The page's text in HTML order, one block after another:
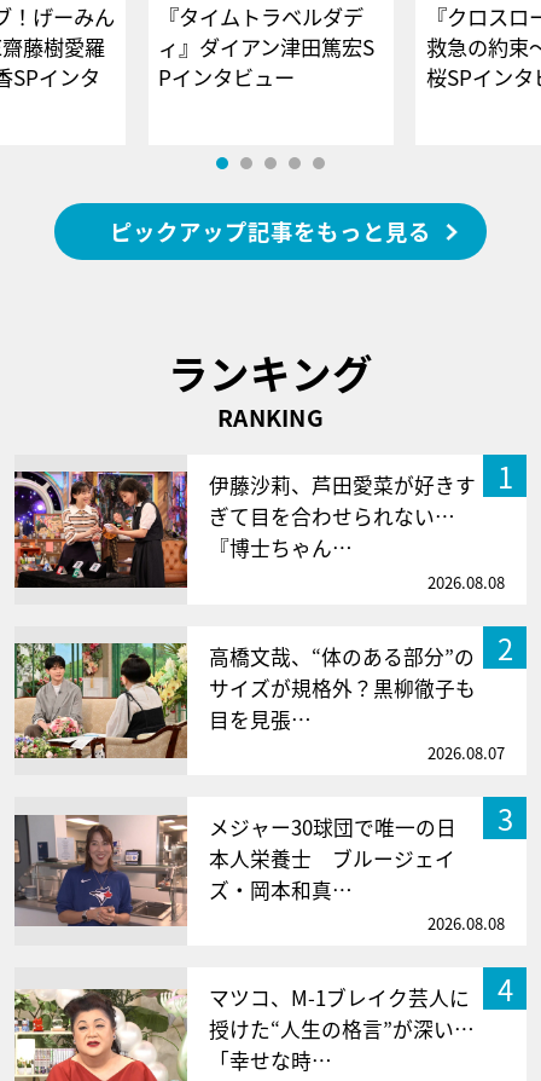
！げーみん
藤樹愛羅
SPインタ
『タイムトラベルダデ
ィ』ダイアン津田篤宏S
Pインタビュー
『クロス
救急の約束
桜SPイ
ピックアップ記事をもっと見る
ランキング
RANKING
1
伊藤沙莉、芦田愛菜が好きす
ぎて目を合わせられない…
『博士ちゃん…
2026.08.08
2
高橋文哉、“体のある部分”の
サイズが規格外？黒柳徹子も
目を見張…
2026.08.07
3
メジャー30球団で唯一の日
本人栄養士 ブルージェイ
ズ・岡本和真…
2026.08.08
4
マツコ、M-1ブレイク芸人に
授けた“人生の格言”が深い…
「幸せな時…